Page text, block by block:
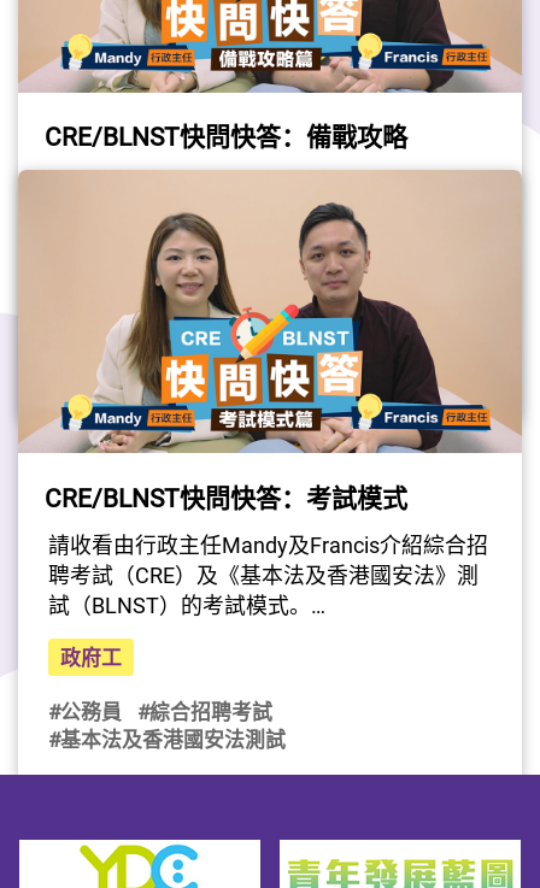
CRE/BLNST快問快答：備戰攻略
聘考試（CRE）及《基本法及香港國安法》測
試（BLNST）的備戰攻略。
（影片由公務員事務局提供）
#公務員
#綜合招聘考試
#基本法及香港國安法測試
CRE/BLNST快問快答：考試模式
請收看由行政主任Mandy及Francis介紹綜合招
聘考試（CRE）及《基本法及香港國安法》測
試（BLNST）的考試模式。
（影片由公務員事務局提供）
政府工
#公務員
#綜合招聘考試
#基本法及香港國安法測試